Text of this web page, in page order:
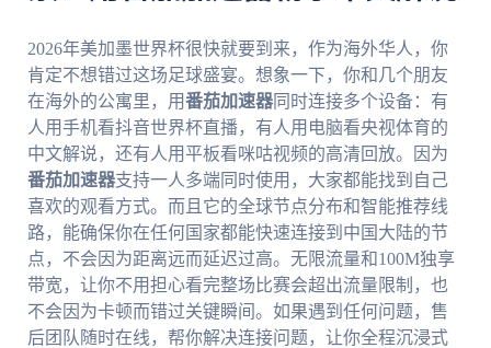
2026年美加墨世界杯很快就要到来，作为海外华人，你
肯定不想错过这场足球盛宴。想象一下，你和几个朋友
在海外的公寓里，用番茄加速器同时连接多个设备：有
人用手机看抖音世界杯直播，有人用电脑看央视体育的
中文解说，还有人用平板看咪咕视频的高清回放。因为
番茄加速器支持一人多端同时使用，大家都能找到自己
喜欢的观看方式。而且它的全球节点分布和智能推荐线
路，能确保你在任何国家都能快速连接到中国大陆的节
点，不会因为距离远而延迟过高。无限流量和100M独享
带宽，让你不用担心看完整场比赛会超出流量限制，也
不会因为卡顿而错过关键瞬间。如果遇到任何问题，售
后团队随时在线，帮你解决连接问题，让你全程沉浸式